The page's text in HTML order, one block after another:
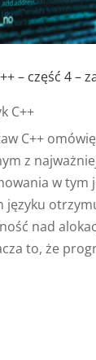
– część 4 –
C++
C++
z
w tym
nad
to, że